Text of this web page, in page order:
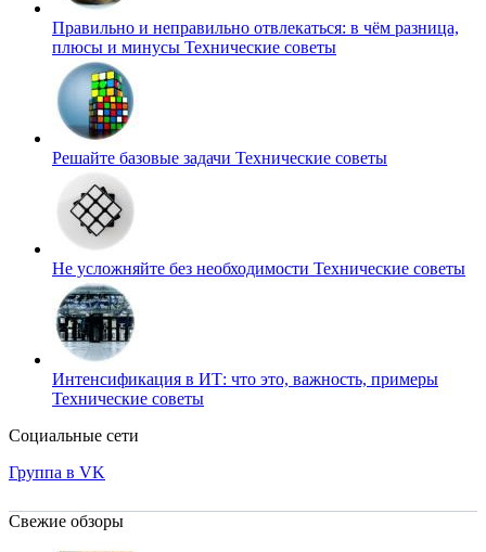
Правильно и неправильно отвлекаться: в чём разница,
плюсы и минусы Технические советы
Решайте базовые задачи Технические советы
Не усложняйте без необходимости Технические советы
Интенсификация в ИТ: что это, важность, примеры
Технические советы
Социальные сети
Группа в VK
Свежие обзоры